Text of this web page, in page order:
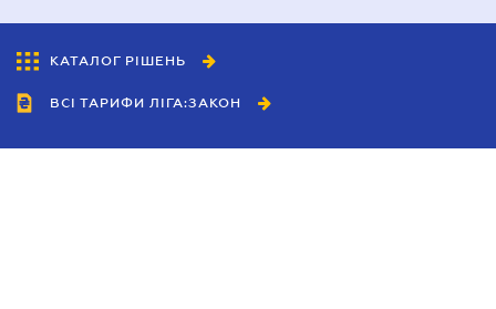
КАТАЛОГ РІШЕНЬ
ВСІ ТАРИФИ ЛІГА:ЗАКОН